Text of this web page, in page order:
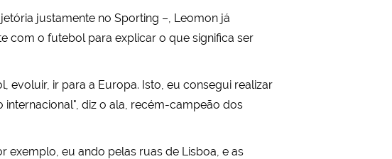
justamente no Sporting –, Leomon já
com o futebol para explicar o que significa ser
evoluir, ir para a Europa. Isto, eu consegui realizar
diz o ala, recém-campeão dos
exemplo, eu ando pelas ruas de Lisboa, e as